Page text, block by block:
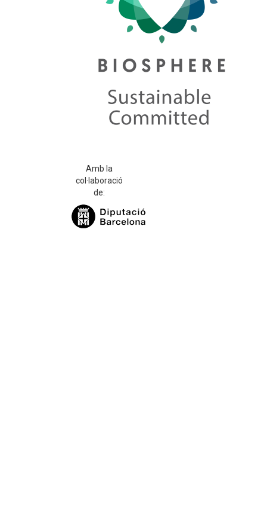
Amb la
col·laboració
de: